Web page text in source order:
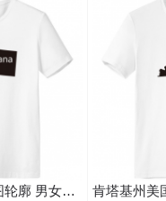
蒙塔纳州美国地图轮廓 男女白色短袖T恤创意纪念衫个性T恤衫礼物